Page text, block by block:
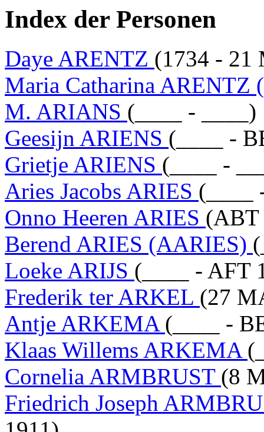
Index der Personen
Daye ARENTZ (1734 - 21
Maria Catharina ARENTZ
M. ARIANS (____ - ____)
Geesijn ARIENS (____ -
Grietje ARIENS (____ -
Aries Jacobs ARIES (____
Onno Heeren ARIES (ABT
Berend ARIES (AARIES)
Loeke ARIJS (____ - AFT
Frederik ter ARKEL (27
Antje ARKEMA (____ -
Klaas Willems ARKEMA
Cornelia ARMBRUST (8
Friedrich Joseph